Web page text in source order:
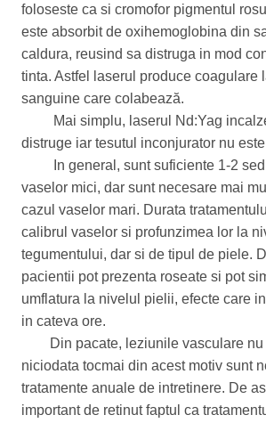
foloseste ca si cromofor pigmentul
este absorbit de oxihemoglobina din
caldura, reusind sa distruga in mod
tinta. Astfel laserul produce coagulare
sanguine care colabează.
Mai simplu, laserul Nd:Yag
distruge iar tesutul inconjurator nu
In general, sunt suficiente 1-2
vaselor mici, dar sunt necesare mai
cazul vaselor mari. Durata
calibrul vaselor si profunzimea lor la
tegumentului, dar si de tipul de piele.
pacientii pot prezenta roseate si pot
umflatura la nivelul pielii, efecte care
in cateva ore.
Din pacate, leziunile vasculare nu
niciodata tocmai din acest motiv sunt
tratamente anuale de intretinere. De
important de retinut faptul ca